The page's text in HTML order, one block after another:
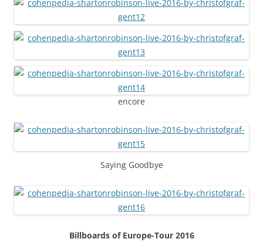
encore
Saying Goodbye
Billboards of Europe-Tour 2016